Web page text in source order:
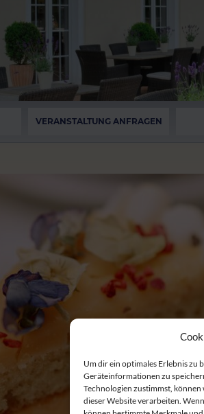
Um dir ein optimales Erlebnis zu
Geräteinformationen zu
Technologien zustimmst,
dieser Website verarbeiten.
VERANSTALTUNG ANFRAGEN